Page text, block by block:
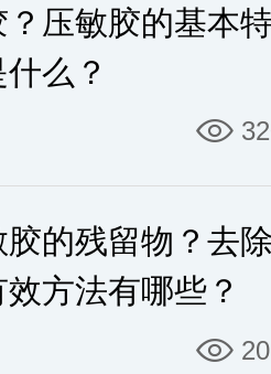
压敏胶的基本
么？
的残留物？去
方法有哪些？